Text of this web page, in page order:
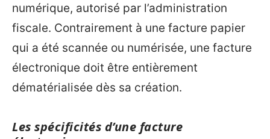
numérique, autorisé par l’administration
fiscale. Contrairement à une facture papier
qui a été scannée ou numérisée, une facture
électronique doit être entièrement
dématérialisée dès sa création.
Les spécificités d’une facture